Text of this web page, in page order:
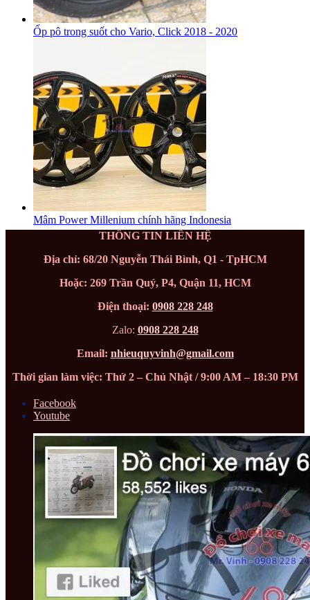
Ốp pô trong suốt cho Vario, Click 2018 - 2020
Mâm Power Millenium chính hãng Indonesia
THÔNG TIN LIÊN HỆ
Địa chỉ: 68/20 Nguyễn Thái Bình, Q1 - TpHCM
Hoặc: 269 Trần Quý, P4, Quận 11, HCM
Điện thoại: 0908 228 248
Zalo: 0908 228 248
Email: nhieuquyvinh@gmail.com
Thời gian làm việc: Thứ 2 – Chủ Nhật / 9:00 AM – 18:30 PM
Facebook
Youtube